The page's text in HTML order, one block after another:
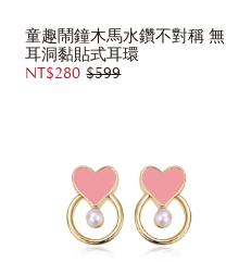
童趣鬧鐘木馬水鑽不對稱 無
耳洞黏貼式耳環
NT$280 $599